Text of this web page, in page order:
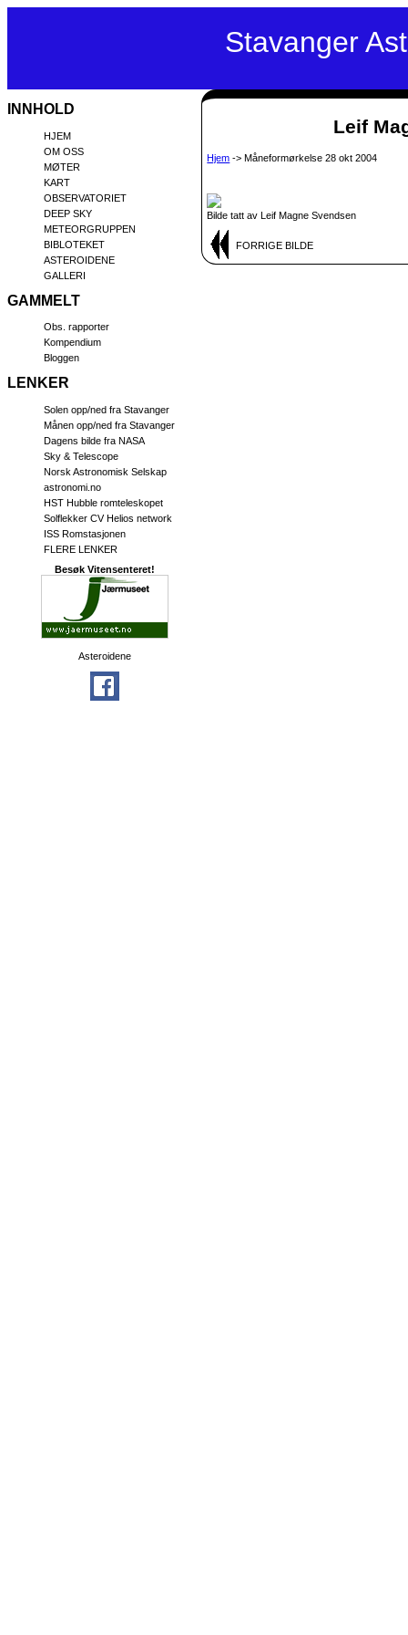
Stavanger
INNHOLD
HJEM
OM OSS
MØTER
KART
OBSERVATORIET
DEEP SKY
METEORGRUPPEN
BIBLOTEKET
ASTEROIDENE
GALLERI
GAMMELT
Obs. rapporter
Kompendium
Bloggen
LENKER
Solen opp/ned fra Stavanger
Månen opp/ned fra Stavanger
Dagens bilde fra NASA
Sky & Telescope
Norsk Astronomisk Selskap
astronomi.no
HST Hubble romteleskopet
Solflekker CV Helios network
ISS Romstasjonen
FLERE LENKER
Besøk Vitensenteret!
Asteroidene
Leif
Hjem -> Måneformørkelse 28 okt 2004
Bilde tatt av Leif Magne Svendsen
FORRIGE BILDE